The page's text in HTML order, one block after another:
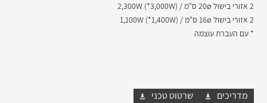
2 אזורי בישול 20ø ס"מ / 2,300W (*3,000W)
2 אזורי בישול 16ø ס"מ / 1,100W (*1,400W)
* עם העברת עוצמה
מדריכים שרטוט טכני